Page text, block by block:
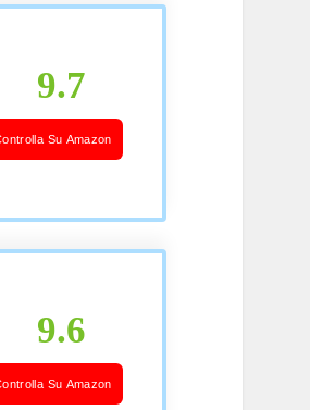
9.7
Su Amazon
9.6
Su Amazon